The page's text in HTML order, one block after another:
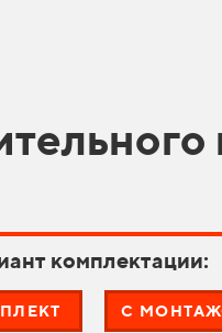
комплектации:
С